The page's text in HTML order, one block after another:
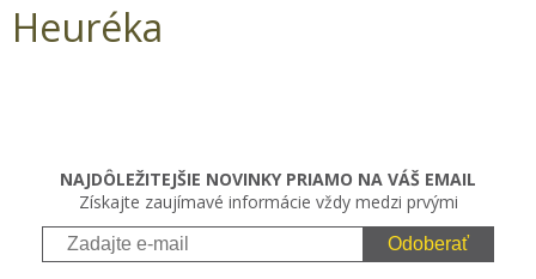
Heuréka
NAJDÔLEŽITEJŠIE NOVINKY PRIAMO NA VÁŠ EMAIL
Získajte zaujímavé informácie vždy medzi prvými
Odoberať